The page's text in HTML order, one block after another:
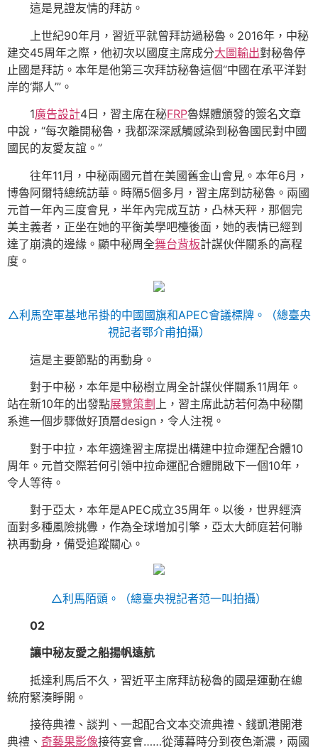
這是見證友情的拜訪。
上世紀90年月，習近平就曾拜訪過秘魯。2016年，中秘
建交45周年之際，他初次以國度主席成分大圖輸出對秘魯停
止國是拜訪。本年是他第三次拜訪秘魯這個“中國在承平洋對
岸的‘鄰人’”。
1廣告設計4日，習主席在秘FRP魯媒體頒發的簽名文章
中說，“每次離開秘魯，我都深深感觸感染到秘魯國民對中國
國民的友愛友誼。”
往年11月，中秘兩國元首在美國舊金山會見。本年6月，
博魯阿爾特總統訪華。時隔5個多月，習主席到訪秘魯。兩國
元首一年內三度會見，半年內完成互訪，凸林天秤，那個完
美主義者，正坐在她的平衡美學吧檯後面，她的表情已經到
達了崩潰的邊緣。顯中秘周全舞台背板計謀伙伴關系的高程
度。
△利馬空軍基地吊掛的中國國旗和APEC會議標牌。（總臺央
視記者鄂介甫拍攝）
這是主要節點的再動身。
對于中秘，本年是中秘樹立周全計謀伙伴關系11周年。
站在新10年的出發點展覽策劃 上，習主席此訪若何為中秘關
系進一個步驟做好頂層design，令人注視。
對于中拉，本年適逢習主席提出構建中拉命運配合體10
周年。元首交際若何引領中拉命運配合體開啟下一個10年，
令人等待。
對于亞太，本年是APEC成立35周年。以後，世界經濟
面對多種風險挑釁，作為全球增加引擎，亞太大師庭若何聯
袂再動身，備受追蹤關心。
△利馬陌頭。（總臺央視記者范一叫拍攝）
02
讓中秘友愛之船揚帆遠航
抵達利馬后不久，習近平主席拜訪秘魯的國是運動在總
統府緊湊睜開。
接待典禮、談判、一起配合文本交流典禮、錢凱港開港
典禮、 奇藝果影像接待宴會……從薄暮時分到夜色漸濃，兩國